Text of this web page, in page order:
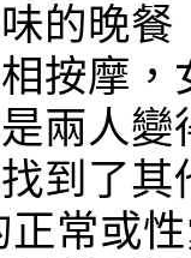
的晚
按摩
兩人
到了
常或